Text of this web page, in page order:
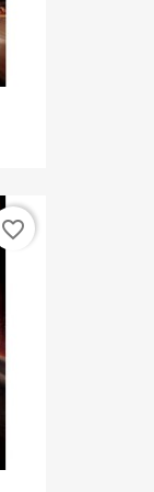
favorite_border